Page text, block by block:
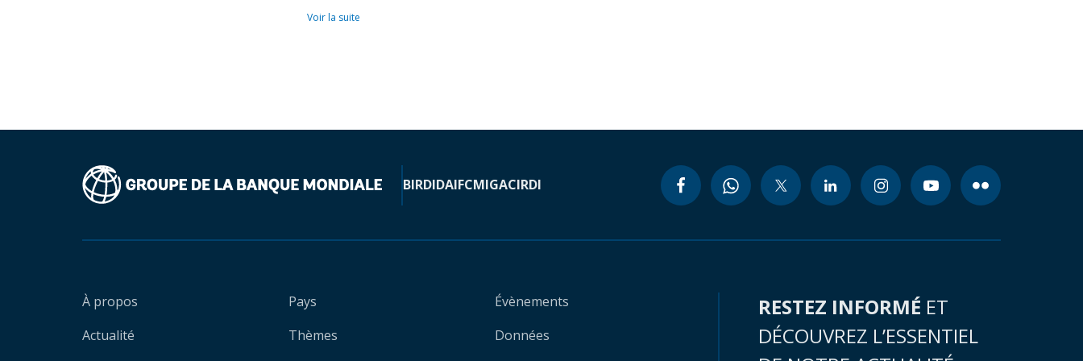
Voir la suite
BIRDIDAIFCMIGACIRDI
À propos
Actualité
Pays
Thèmes
Évènements
Données
RESTEZ INFORMÉ ET
DÉCOUVREZ L’ESSENTIEL